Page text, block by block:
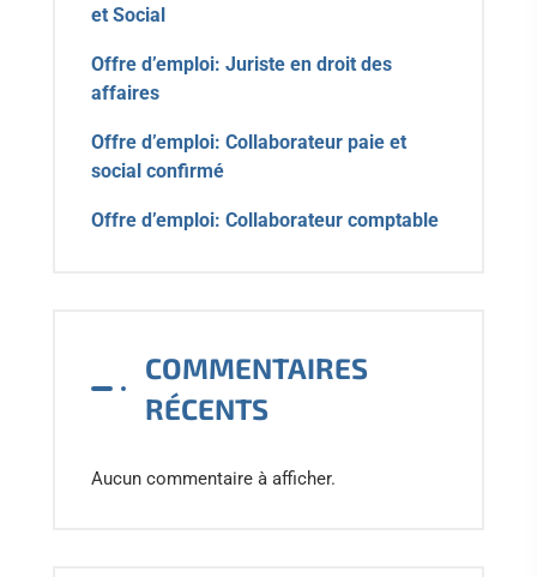
et Social
Offre d’emploi: Juriste en droit des
affaires
Offre d’emploi: Collaborateur paie et
social confirmé
Offre d’emploi: Collaborateur comptable
COMMENTAIRES
RÉCENTS
Aucun commentaire à afficher.